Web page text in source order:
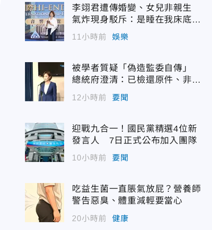
李翊君遭傳婚變、女兒非親生
氣炸現身駁斥：是睡在我床底下
嗎？
11小時前 娛樂
被學者質疑「偽造監委自傳」
總統府澄清：已檢還原件、非府
方提供
12小時前 要聞
迎戰九合一！國民黨精選4位新
發言人 7日正式公布加入團隊
10小時前 要聞
吃益生菌一直脹氣放屁？營養師
警告惡臭、體重減輕要當心
20小時前 健康